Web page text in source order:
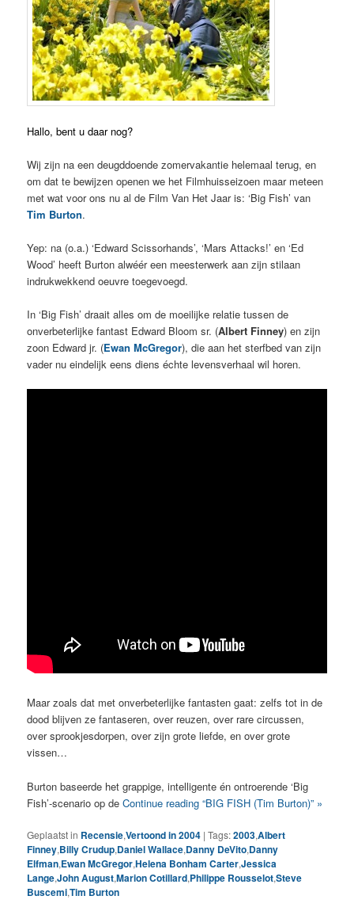
Hallo, bent u daar nog?
Wij zijn na een deugddoende zomervakantie helemaal terug, en
om dat te bewijzen openen we het Filmhuisseizoen maar meteen
met wat voor ons nu al de Film Van Het Jaar is: ‘Big Fish’ van
Tim Burton.
Yep: na (o.a.) ‘Edward Scissorhands’, ‘Mars Attacks!’ en ‘Ed
Wood’ heeft Burton alwéér een meesterwerk aan zijn stilaan
indrukwekkend oeuvre toegevoegd.
In ‘Big Fish’ draait alles om de moeilijke relatie tussen de
onverbeterlijke fantast Edward Bloom sr. (Albert Finney) en zijn
zoon Edward jr. (Ewan McGregor), die aan het sterfbed van zijn
vader nu eindelijk eens diens échte levensverhaal wil horen.
Maar zoals dat met onverbeterlijke fantasten gaat: zelfs tot in de
dood blijven ze fantaseren, over reuzen, over rare circussen,
over sprookjesdorpen, over zijn grote liefde, en over grote
vissen…
Burton baseerde het grappige, intelligente én ontroerende ‘Big
Fish’-scenario op deContinue reading “BIG FISH (Tim Burton)” »
Geplaatst in Recensie,Vertoond in 2004 |Tags:2003,Albert
Finney,Billy Crudup,Daniel Wallace,Danny DeVito,Danny
Elfman,Ewan McGregor,Helena Bonham Carter,Jessica
Lange,John August,Marion Cotillard,Philippe Rousselot,Steve
Buscemi,Tim Burton